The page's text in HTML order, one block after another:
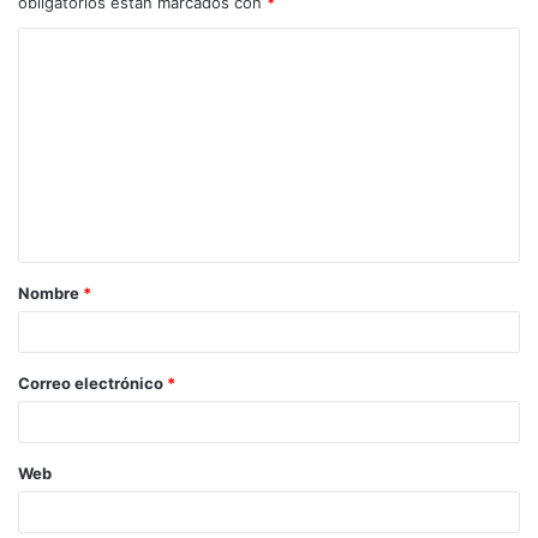
Nombre *
Correo electrónico *
Web